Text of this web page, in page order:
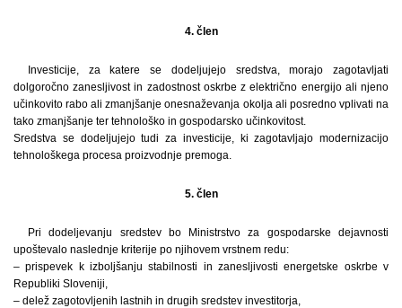
4. člen
Investicije, za katere se dodeljujejo sredstva, morajo zagotavljati
dolgoročno zanesljivost in zadostnost oskrbe z električno energijo ali njeno
učinkovito rabo ali zmanjšanje onesnaževanja okolja ali posredno vplivati na
tako zmanjšanje ter tehnološko in gospodarsko učinkovitost.
Sredstva se dodeljujejo tudi za investicije, ki zagotavljajo modernizacijo
tehnološkega procesa proizvodnje premoga.
5. člen
Pri dodeljevanju sredstev bo Ministrstvo za gospodarske dejavnosti
upoštevalo naslednje kriterije po njihovem vrstnem redu:
– prispevek k izboljšanju stabilnosti in zanesljivosti energetske oskrbe v
Republiki Sloveniji,
– delež zagotovljenih lastnih in drugih sredstev investitorja,